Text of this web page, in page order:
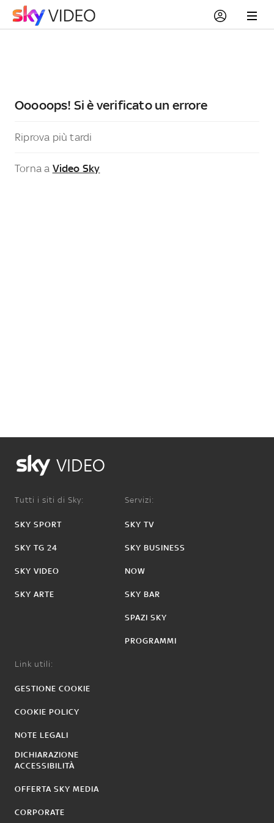
Ooooops! Si è verificato un errore
Riprova più tardi
Torna a Video Sky
VIDEO
Tutti i siti di Sky:
SKY SPORT
SKY TG 24
SKY VIDEO
SKY ARTE
Servizi:
SKY TV
SKY BUSINESS
NOW
SKY BAR
SPAZI SKY
PROGRAMMI
Link utili:
GESTIONE COOKIE
COOKIE POLICY
NOTE LEGALI
DICHIARAZIONE
ACCESSIBILITÀ
OFFERTA SKY MEDIA
CORPORATE